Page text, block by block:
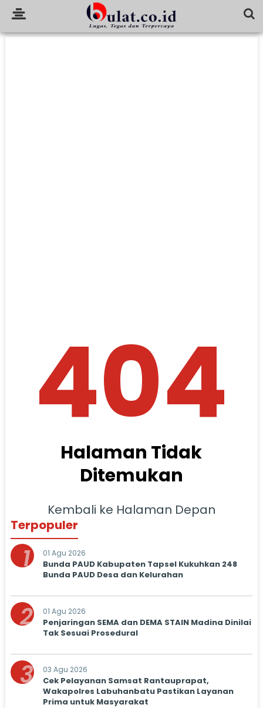
404
Halaman Tidak
Ditemukan
Kembali ke Halaman Depan
Terpopuler
1 01 Agu 2026
Bunda PAUD Kabupaten Tapsel Kukuhkan 248
Bunda PAUD Desa dan Kelurahan
2 01 Agu 2026
Penjaringan SEMA dan DEMA STAIN Madina Dinilai
Tak Sesuai Prosedural
3 03 Agu 2026
Cek Pelayanan Samsat Rantauprapat,
Wakapolres Labuhanbatu Pastikan Layanan
Prima untuk Masyarakat